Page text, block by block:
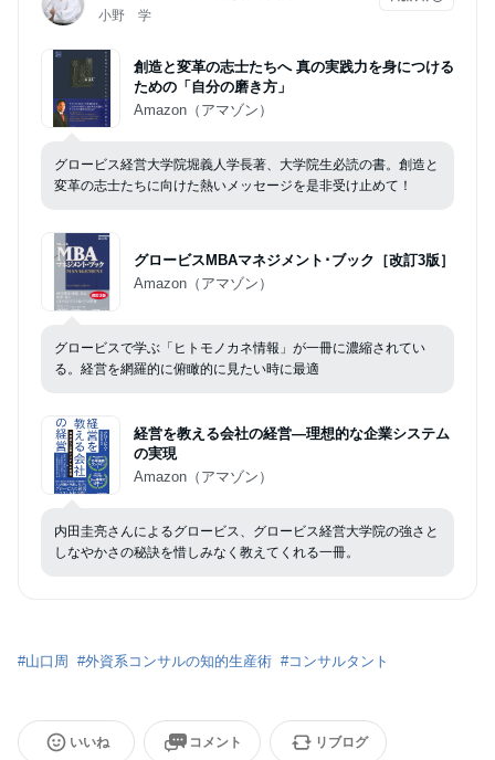
小野 学
創造と変革の志士たちへ 真の実践力を身につける
ための「自分の磨き方」
Amazon（アマゾン）
グロービス経営大学院堀義人学長著、大学院生必読の書。創造と
変革の志士たちに向けた熱いメッセージを是非受け止めて！
グロービスMBAマネジメント･ブック［改訂3版］
Amazon（アマゾン）
グロービスで学ぶ「ヒトモノカネ情報」が一冊に濃縮されてい
る。経営を網羅的に俯瞰的に見たい時に最適
経営を教える会社の経営―理想的な企業システム
の実現
Amazon（アマゾン）
内田圭亮さんによるグロービス、グロービス経営大学院の強さと
しなやかさの秘訣を惜しみなく教えてくれる一冊。
#山口周 #外資系コンサルの知的生産術 #コンサルタント
いいね コメント リブログ